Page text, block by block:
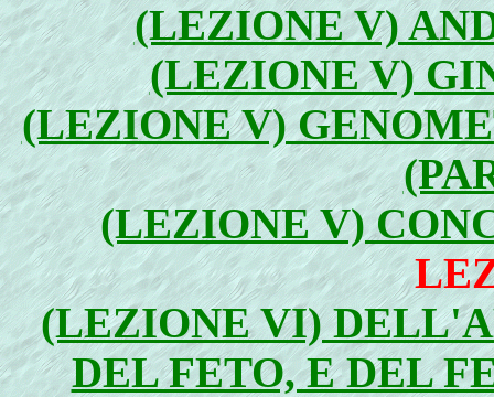
(LEZIONE V)
(LEZIONE V)
(LEZIONE V)
(LEZIONE V)
(LEZIONE VI)
DEL FETO, E DEL